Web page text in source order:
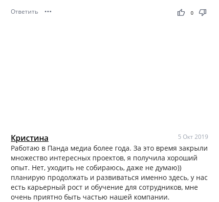
Ответить ••• thumb_up thumb_down
0
Кристина 5 Окт 2019
Работаю в Панда медиа более года. За это время закрыли
множество интересных проектов, я получила хороший
опыт. Нет, уходить не собираюсь, даже не думаю))
планирую продолжать и развиваться именно здесь, у нас
есть карьерный рост и обучение для сотрудников, мне
очень приятно быть частью нашей компании.